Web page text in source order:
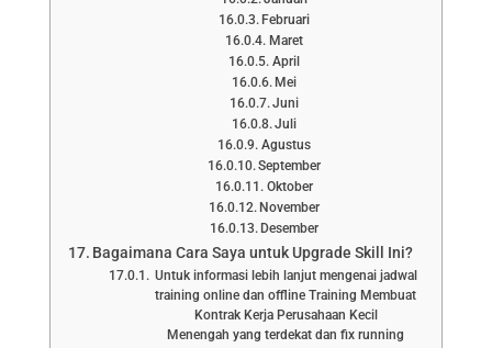
Februari
Maret
April
Mei
Juni
Juli
Agustus
September
Oktober
November
Desember
Bagaimana Cara Saya untuk Upgrade Skill Ini?
Untuk informasi lebih lanjut mengenai jadwal
training online dan offline Training Membuat
Kontrak Kerja Perusahaan Kecil
Menengah yang terdekat dan fix running